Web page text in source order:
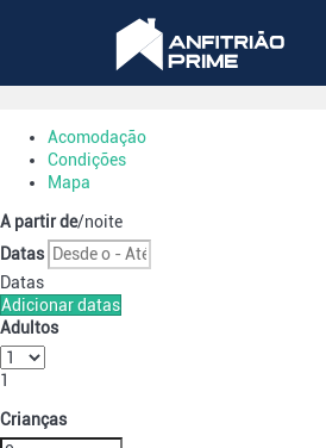
Acomodação
Condições
Mapa
A partir de/noite
Datas
Datas
Adicionar datas
Adultos
1
Crianças